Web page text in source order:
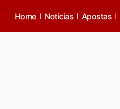
Home Noticias Apostas